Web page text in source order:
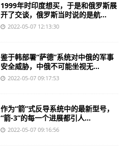
1999年时印度想买，于是和俄罗斯展
开了交谈，俄罗斯当时说的是航...
2022-05-07 12:13:30
鉴于韩部署“萨德”系统对中俄的军事
安全威胁，中俄不可能坐视无...
2022-05-07 09:17:53
作为“箭”式反导系统中的最新型号，
“箭-3”的每一个进展都引人...
2022-05-07 09:16:56